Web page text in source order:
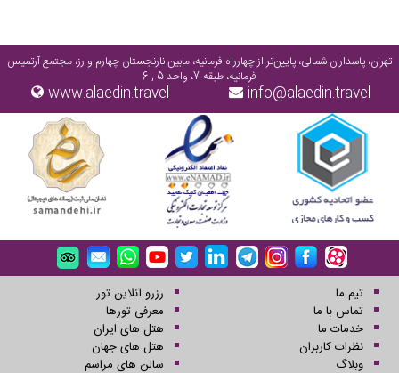
تهران، پاسداران شمالی، پایین‌تر از چهارراه فرمانیه، مابین نارنجستان چهارم و رز، مجتمع آرتمیس
فرمانیه، طبقه 7، واحد 5 , 6
info@alaedin.travel
www.alaedin.travel
تیم ما
تماس با ما
خدمات ما
نظرات کاربران
وبلاگ
رزرو آنلاین تور
معرفی تورها
هتل های ایران
هتل های جهان
سالن های مراسم